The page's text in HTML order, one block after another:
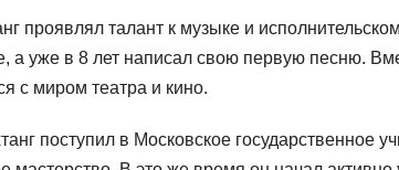
проявлял талант к музыке и
а уже в 8 лет написал свою первую песню.
с миром театра и кино.
поступил в Московское государственное